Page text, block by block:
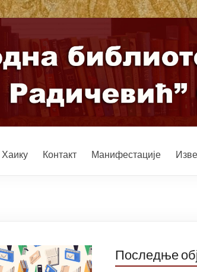
Хаику Контакт Манифестације
Последње